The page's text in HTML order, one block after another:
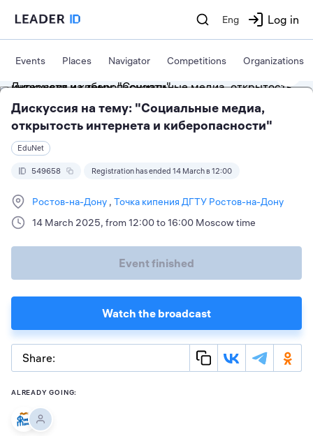
Eng Log in
Events Places Navigator Competitions Organizations
Дискуссия на тему: "Социальные медиа,
открытость интернета и киберопасности"
EduNet
549658 Registration has ended 14 March в 12:00
Ростов-на-Дону Точка кипения ДГТУ Ростов-на-Дону
14 March 2025, from 12:00 to 16:00 Moscow time
Event finished
Watch the broadcast
Share:
ALREADY GOING: